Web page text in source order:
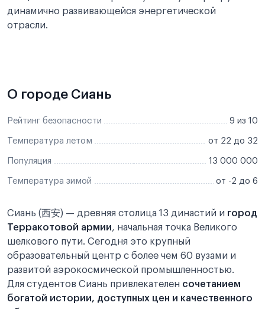
динамично развивающейся энергетической
отрасли.
О городе Сиань
Рейтинг безопасности 9 из 10
Температура летом от 22 до 32
Популяция 13 000 000
Температура зимой от -2 до 6
Сиань (西安) — древняя столица 13 династий и город
Терракотовой армии, начальная точка Великого
шелкового пути. Сегодня это крупный
образовательный центр с более чем 60 вузами и
развитой аэрокосмической промышленностью.
Для студентов Сиань привлекателен сочетанием
богатой истории, доступных цен и качественного